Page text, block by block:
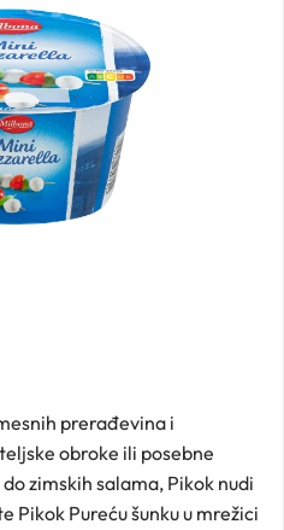
prerađevina i
obroke ili posebne
zimskih salama, Pikok nudi
Pikok Pureću šunku u mrežici